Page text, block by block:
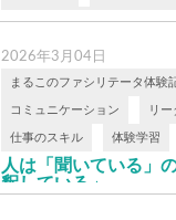
成人発達理論と体験学習ラボ
日本中のリーダーが悩んでい
能力開発
「議論」と「攻撃」
議論特性（
「私はただ、より良い
2026年3月04日
まるこのファシリテータ体験
コミュニケーション リ
仕事のスキル 体験学習
人は「聞いている」
釈している」